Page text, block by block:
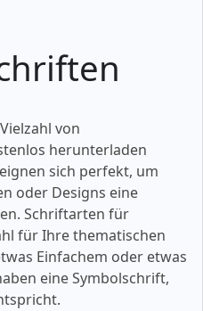
von
herunterladen
sich perfekt, um
oder Designs eine
Schriftarten für
für Ihre thematischen
Einfachem oder etwas
eine Symbolschrift,